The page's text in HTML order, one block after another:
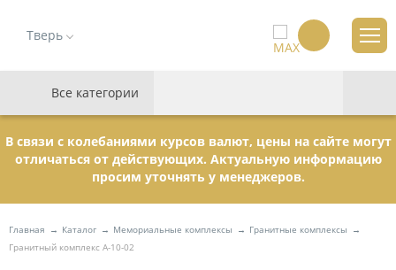
Тверь
Все категории
В связи с колебаниями курсов валют, цены на сайте могут
отличаться от действующих. Актуальную информацию
просим уточнять у менеджеров.
Главная Каталог Мемориальные комплексы
Гранитные комплексы
Гранитный комплекс А-10-02